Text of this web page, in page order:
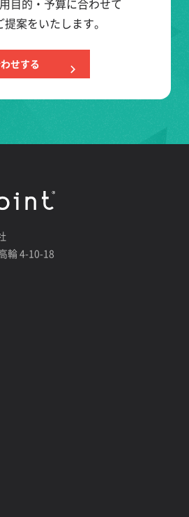
案をいたします。
せする
輪 4-10-18